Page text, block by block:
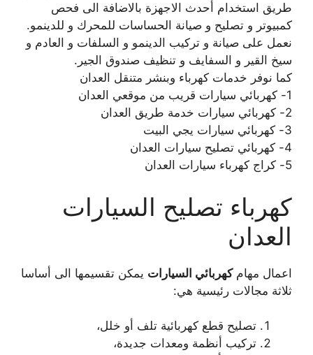
طريق استخدام أحدث الاجهزة بالاضافة الى فحص
كمبيوتر و تصليح و صيانة الحساسات للمحرك و للدينمو.
نعمل على صيانة و تركيب الدينمو و السلفات و العادم و
سيخ القير و السفايف و تنظيف صندوق الجير.
كما نوفر خدمات كهرباء وبنشر متنقل العدان
1- كهربائي سيارات قريب من موقعي العدان
2- كهربائي سيارات خدمة طريق العدان
3- كهربائي سيارات يجي البيت
4- كهربائي تصليح سيارات العدان
5- كراج كهرباء سيارات العدان
كهرباء تصليح السيارات
العدان
اعمال مهامكهربائي السيارات يمكن تقسيمها الى أساسا
ثلاثة مجالات رئيسية هي:
تصليح قطع كهربائية تلف أو خلل،
تركيب أنظمة ومعدات جديدة،